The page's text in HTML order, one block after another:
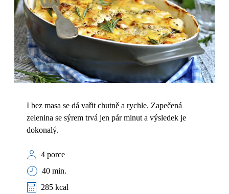
I bez masa se dá vařit chutně a rychle. Zapečená
zelenina se sýrem trvá jen pár minut a výsledek je
dokonalý.
4 porce
40 min.
285 kcal